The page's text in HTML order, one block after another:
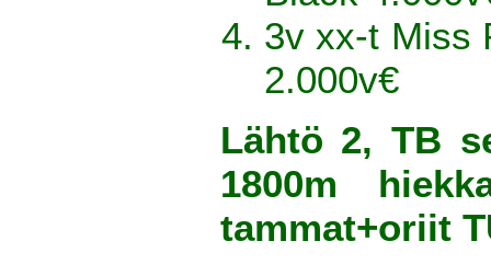
3v xx-t Miss
2.000v€
Lähtö 2, TB
1800m
tammat+oriit